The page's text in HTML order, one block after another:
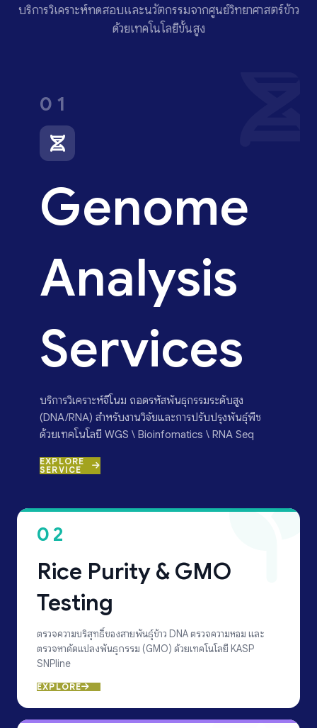
บริการวิเคราะห์ทดสอบและนวัตกรรมจากศูนย์วิทยาศาสตร์ข้าว
ด้วยเทคโนโลยีขั้นสูง
01
Genome
Analysis
Services
บริการวิเคราะห์จีโนม ถอดรหัสพันธุกรรมระดับสูง
(DNA/RNA) สำหรับงานวิจัยและการปรับปรุงพันธุ์พืช
ด้วยเทคโนโลยี WGS \ Bioinfomatics \ RNA Seq
EXPLORE
SERVICE
02
Rice Purity & GMO
Testing
ตรวจความบริสุทธิ์ของสายพันธุ์ข้าว DNA ตรวจความหอม และ
ตรวจหาดัดแปลงพันธุกรรม (GMO) ด้วยเทคโนโลยี KASP
SNPline
EXPLORE